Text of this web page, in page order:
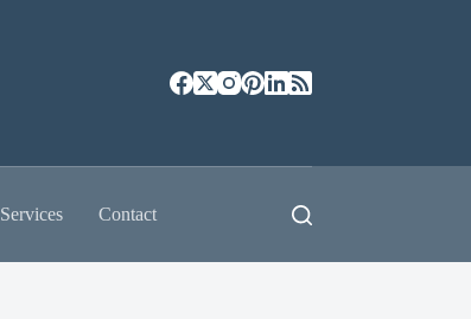
Contact